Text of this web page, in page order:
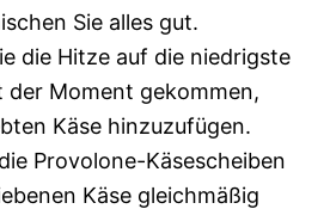
Sie alles gut.
die Hitze auf die niedrigste
der Moment gekommen,
Käse hinzuzufügen.
Provolone-Käsescheiben
Käse gleichmäßig